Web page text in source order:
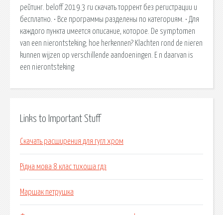
рейтинг. beloff 2019.3 ru скачать торрент без регистрации и
бесплатно. • Все программы разделены по категориям. • Для
каждого пункта имеется описание, которое. De symptomen
van een nierontsteking; hoe herkennen? Klachten rond de nieren
kunnen wijzen op verschillende aandoeningen. E n daarvan is
een nierontsteking
Links to Important Stuff
Скачать расширения для гугл хром
Рідна мова 8 клас тихоша гдз
Маршак петрушка